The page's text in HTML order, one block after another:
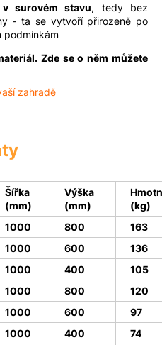
v surovém stavu, tedy bez
- ta se vytvoří přirozeně po
podmínkám
Zde se o něm můžete
zahradě
Šířka
(mm)
Výška
(mm)
(kg)
1000 800
163
1000 600
136
1000 400
105
1000 800
120
1000 600
97
1000 400
74